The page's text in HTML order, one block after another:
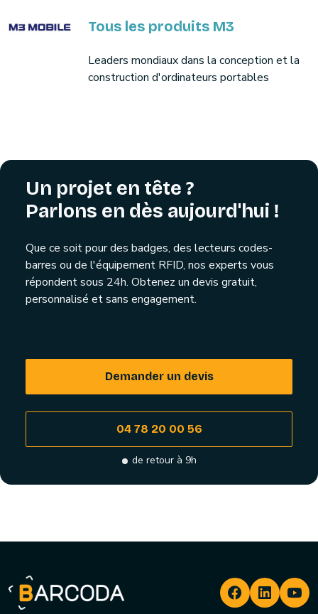
Tous les produits M3
Leaders mondiaux dans la conception et la
construction d'ordinateurs portables
Un projet en tête ?
Parlons en dès aujourd'hui !
Que ce soit pour des badges, des lecteurs codes-
barres ou de l'équipement RFID, nos experts vous
répondent sous 24h. Obtenez un devis gratuit,
personnalisé et sans engagement.
Demander un devis
04 78 20 00 56
de retour à 9h